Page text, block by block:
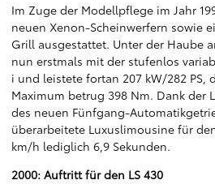
Im Zuge der Modellpflege im Jahr
neuen Xenon-Scheinwerfern sowie
Grill ausgestattet. Unter der Haube
nun erstmals mit der stufenlos
i und leistete fortan 207 kW/282 PS,
Maximum betrug 398 Nm. Dank der
des neuen Fünfgang-
überarbeitete Luxuslimousine für
km/h lediglich 6,9 Sekunden.
2000: Auftritt für den LS 430